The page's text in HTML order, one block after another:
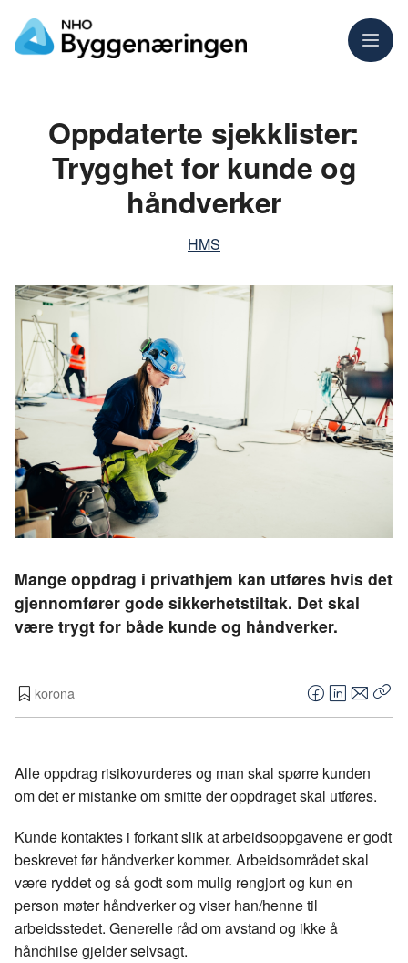
Meny
Oppdaterte sjekklister:
Trygghet for kunde og
håndverker
HMS
Mange oppdrag i privathjem kan utføres hvis det
gjennomfører gode sikkerhetstiltak. Det skal
være trygt for både kunde og håndverker.
korona
F
a
e
b
o
k
L
i
k
e
I
n
E
-
o
s
Alle oppdrag risikovurderes og man skal spørre kunden
om det er mistanke om smitte der oppdraget skal utføres.
Kunde kontaktes i forkant slik at arbeidsoppgavene er godt
beskrevet før håndverker kommer. Arbeidsområdet skal
være ryddet og så godt som mulig rengjort og kun en
person møter håndverker og viser han/henne til
arbeidsstedet. Generelle råd om avstand og ikke å
håndhilse gjelder selvsagt.